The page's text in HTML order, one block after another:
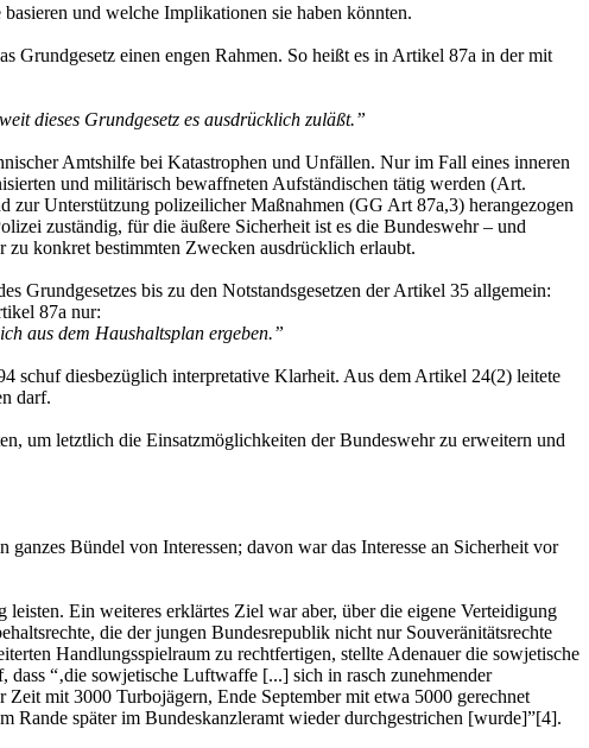
und welche Implikationen sie haben könnten.
Grundgesetz einen engen Rahmen. So heißt es in Artikel 87a in der mit
dieses Grundgesetz es ausdrücklich zuläßt.”
Amtshilfe bei Katastrophen und Unfällen. Nur im Fall eines inneren
und militärisch bewaffneten Aufständischen tätig werden (Art.
Unterstützung polizeilicher Maßnahmen (GG Art 87a,3) herangezogen
zuständig, für die äußere Sicherheit ist es die Bundeswehr – und
konkret bestimmten Zwecken ausdrücklich erlaubt.
Grundgesetzes bis zu den Notstandsgesetzen der Artikel 35 allgemein:
87a nur:
aus dem Haushaltsplan ergeben.”
schuf diesbezüglich interpretative Klarheit. Aus dem Artikel 24(2) leitete
darf.
um letztlich die Einsatzmöglichkeiten der Bundeswehr zu erweitern und
Bündel von Interessen; davon war das Interesse an Sicherheit vor
Ein weiteres erklärtes Ziel war aber, über die eigene Verteidigung
die der jungen Bundesrepublik nicht nur Souveränitätsrechte
Handlungsspielraum zu rechtfertigen, stellte Adenauer die sowjetische
“‚die sowjetische Luftwaffe [...] sich in rasch zunehmender
mit 3000 Turbojägern, Ende September mit etwa 5000 gerechnet
Rande später im Bundeskanzleramt wieder durchgestrichen [wurde]”[4].